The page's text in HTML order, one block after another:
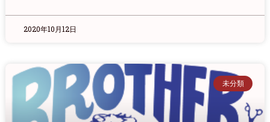
2020年10月12日
未分類